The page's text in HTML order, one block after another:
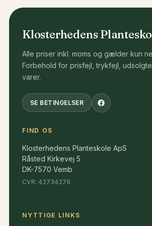
Læhegn
Skovbryn
Naturplantninger
Remiser
Biodiversitetsprojekter
Vildtplantninger
Naturhaver
Landskabelige beplantninger
Stor værdi for fugle og
Klosterhedens
Alle priser inkl. moms og gælder kun
Forbehold for prisfejl, trykfejl,
varer.
SE BETINGELSER
FIND OS
Klosterhedens Planteskole ApS
Råsted Kirkevej 5
DK-7570 Vemb
CVR: 42734276
NYTTIGE LINKS